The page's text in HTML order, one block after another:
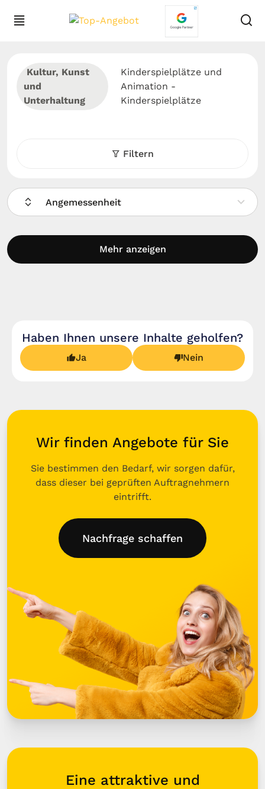
Kultur, Kunst
und
Unterhaltung
Kinderspielplätze und
Animation -
Kinderspielplätze
Filtern
Angemessenheit
Mehr anzeigen
Haben Ihnen unsere Inhalte geholfen?
Ja Nein
Wir finden Angebote für Sie
Sie bestimmen den Bedarf, wir sorgen dafür,
dass dieser bei geprüften Auftragnehmern
eintrifft.
Nachfrage schaffen
Eine attraktive und